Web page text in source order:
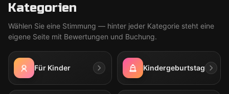
Kategorien
Wählen Sie eine Stimmung — hinter jeder Kategorie steht eine
eigene Seite mit Bewertungen und Buchung.
Für Kinder Kindergeburtstag